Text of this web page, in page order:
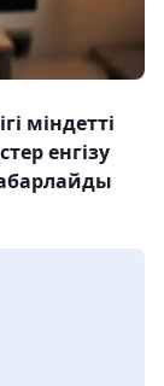
міндетті
енгізу